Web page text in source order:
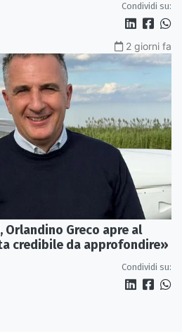
Condividi su:
2 giorni fa
Greco apre al
credibile da approfondire»
Condividi su: